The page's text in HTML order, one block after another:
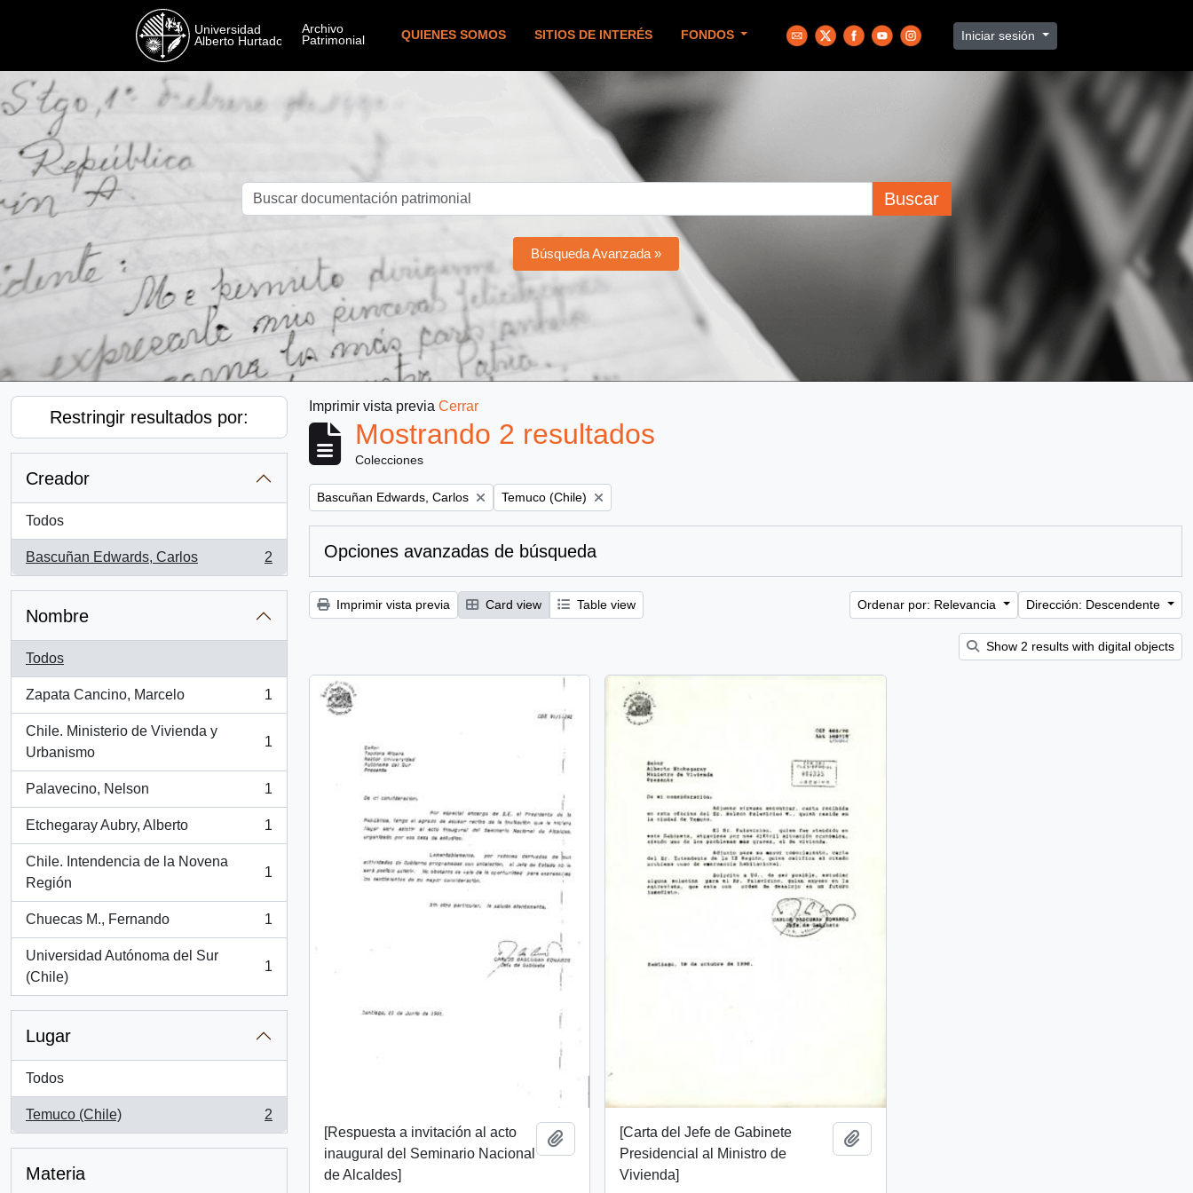
QUIENES SOMOS SITIOS DE INTERÉS FONDOS Iniciar sesión
Buscar
Búsqueda Avanzada »
Restringir resultados por:
Creador
Todos
Bascuñan Edwards, Carlos
, 2 resultados
2
Nombre
Todos
Zapata Cancino, Marcelo
, 1 resultados
1
Chile. Ministerio de Vivienda y
Urbanismo
, 1 resultados
1
Palavecino, Nelson
, 1 resultados
1
Etchegaray Aubry, Alberto
, 1 resultados
1
Chile. Intendencia de la Novena
Región
, 1 resultados
1
Chuecas M., Fernando
, 1 resultados
1
Universidad Autónoma del Sur
(Chile)
, 1 resultados
1
Lugar
Todos
Temuco (Chile)
, 2 resultados
2
Materia
Imprimir vista previa Cerrar
Mostrando 2 resultados
Colecciones
Remove filter:
Bascuñan Edwards, Carlos Remove filter:
Temuco (Chile)
Opciones avanzadas de búsqueda
Imprimir vista previa Card view Table view Ordenar por: Relevancia Dirección: Descendente
Show 2 results with digital objects
[Respuesta a invitación al acto
inaugural del Seminario Nacional
de Alcaldes]
Añadir al portapapeles
[Carta del Jefe de Gabinete
Presidencial al Ministro de
Vivienda]
Añadir al portapapeles